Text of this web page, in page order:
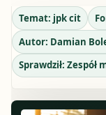
Temat: jpk cit
Autor: Damian
Sprawdził: Zespół